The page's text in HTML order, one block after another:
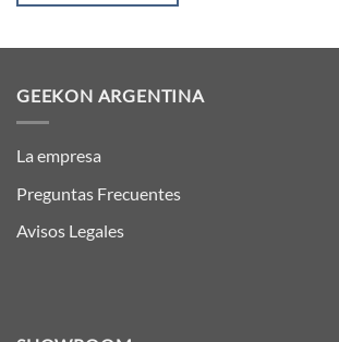
GEEKON ARGENTINA
La empresa
Preguntas Frecuentes
Avisos Legales